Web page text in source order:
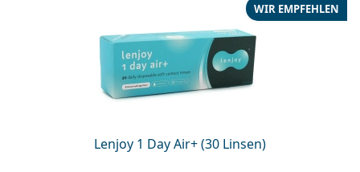
Lenjoy 1 Day Air+ (30 Linsen)
WIR EMPFEHLEN